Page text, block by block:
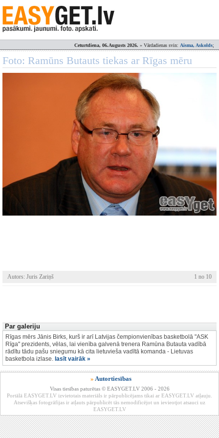
Ceturtdiena, 06.Augusts 2026. » Vārdadienas svin: Aisma, Askolds;
Foto: Ramūns Butauts tiekas ar Rīgas mēru
Autors: Juris Zariņš 1 no 10
Par galeriju
Rīgas mērs Jānis Birks, kurš ir arī Latvijas čempionvienības basketbolā "ASK
Rīga" prezidents, vēlas, lai vienība galvenā trenera Ramūna Butauta vadībā
rādītu tādu pašu sniegumu kā cita lietuvieša vadītā komanda - Lietuvas
basketbola izlase. lasīt vairāk »
» Autortiesības
Visas tiesības paturētas © EASYGET.LV 2006 - 2026
Portālā EASYGET.LV izvietotais materiāls ir pārpublicējams tikai ar EASYGET.LV atļauju.
Atsevišķas fotogrāfijas ir atļauts pārpublicēt tās nemodificējot un ievieotjot atsauci uz
EASYGET.LV